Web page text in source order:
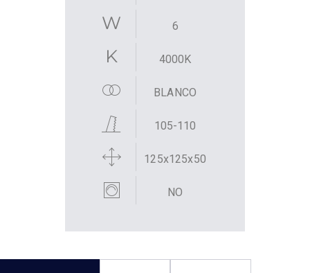
6
4000K
BLANCO
105-110
125x125x50
NO